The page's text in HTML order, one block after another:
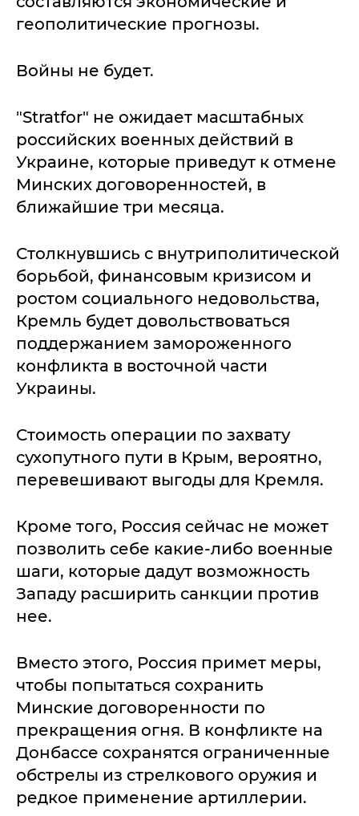
геополитические прогнозы.
Войны не будет.
"Stratfor" не ожидает масштабных
российских военных действий в
Украине, которые приведут к отмене
Минских договоренностей, в
ближайшие три месяца.
Столкнувшись с внутриполитической
борьбой, финансовым кризисом и
ростом социального недовольства,
Кремль будет довольствоваться
поддержанием замороженного
конфликта в восточной части
Украины.
Стоимость операции по захвату
сухопутного пути в Крым, вероятно,
перевешивают выгоды для Кремля.
Кроме того, Россия сейчас не может
позволить себе какие-либо военные
шаги, которые дадут возможность
Западу расширить санкции против
нее.
Вместо этого, Россия примет меры,
чтобы попытаться сохранить
Минские договоренности по
прекращения огня. В конфликте на
Донбассе сохранятся ограниченные
обстрелы из стрелкового оружия и
редкое применение артиллерии.